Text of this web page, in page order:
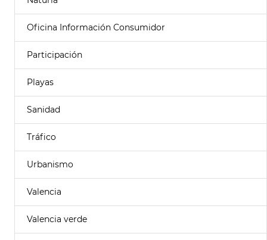
Oficina Información Consumidor
Participación
Playas
Sanidad
Tráfico
Urbanismo
Valencia
Valencia verde